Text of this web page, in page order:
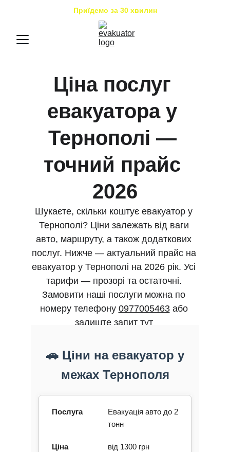
Приїдемо за 30 хвилин
Ціна послуг
евакуатора у
Тернополі —
точний прайс
2026
Шукаєте, скільки коштує евакуатор у
Тернополі? Ціни залежать від ваги
авто, маршруту, а також додаткових
послуг. Нижче — актуальний прайс на
евакуатор у Тернополі на 2026 рік. Усі
тарифи — прозорі та остаточні.
Замовити наші послуги можна по
номеру телефону 0977005463 або
залиште запит тут